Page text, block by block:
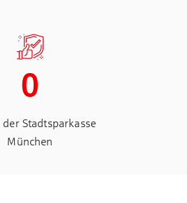
0
der Stadtsparkasse
München